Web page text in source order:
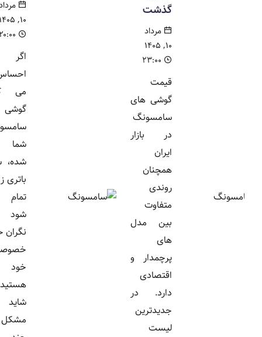
گذشت
مرداد
قیمت
گوشی های
سامسونگ
در بازار
همچنان
روندی
متفاوت
بین مدل
پرچمدار و
اقتصادی
دارد. در
جدیدترین
لیست
مرداد
احساس
می کنید
گوشی
سامسونگ
شما کند
شده، شارژ
باتری زودتر
تمام می
شود یا
نگران حریم
خصوصی
هستید،
مشکل از